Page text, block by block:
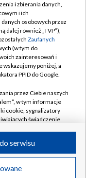
w likwidacji
i zbierania danych,
i ich
osobowych przez
dalej również „TVP”),
Zaufanych
(w tym do
zainteresowań i
wskazujemy poniżej, a
PPID do Google.
przez Ciebie naszych
w tym informacje
cookie, sygnalizatory
świadczenie
przez Ciebie
IP, identyfikatory
serwisu